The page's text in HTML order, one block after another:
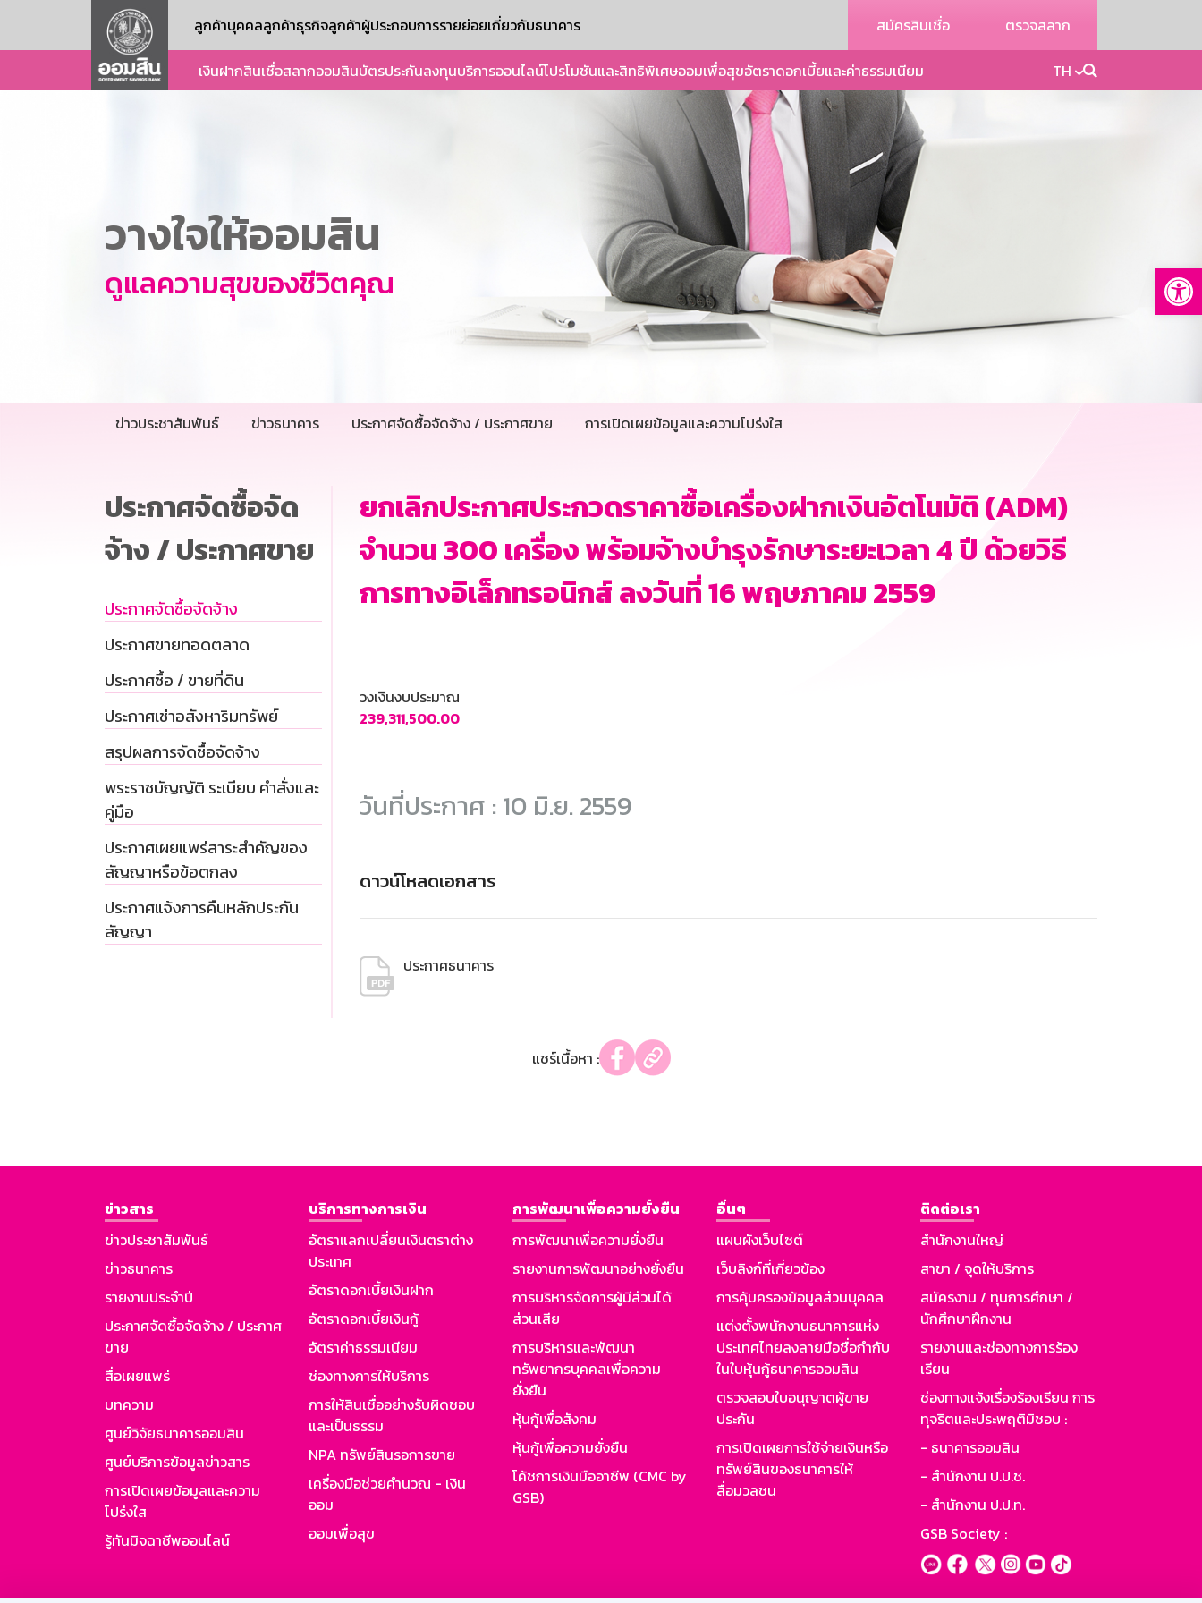
ลูกค้าบุคคลลูกค้าธุรกิจลูกค้าผู้ประกอบการรายย่อยเกี่ยวกับธนาคาร สมัครสินเชื่อ ตรวจสลาก
เงินฝากสินเชื่อสลากออมสินบัตรประกันลงทุนบริการออนไลน์โปรโมชันและสิทธิพิเศษออมเพื่อสุขอัตราดอกเบี้ยและค่าธรรมเนียม TH
วางใจให้ออมสิน
ดูแลความสุขของชีวิตคุณ
ข่าวประชาสัมพันธ์ ข่าวธนาคาร ประกาศจัดซื้อจัดจ้าง / ประกาศขาย การเปิดเผยข้อมูลและความโปร่งใส
ประกาศจัดซื้อจัด
จ้าง / ประกาศขาย
ประกาศจัดซื้อจัดจ้าง
ประกาศขายทอดตลาด
ประกาศซื้อ / ขายที่ดิน
ประกาศเช่าอสังหาริมทรัพย์
สรุปผลการจัดซื้อจัดจ้าง
พระราชบัญญัติ ระเบียบ คำสั่งและ
คู่มือ
ประกาศเผยแพร่สาระสำคัญของ
สัญญาหรือข้อตกลง
ประกาศแจ้งการคืนหลักประกัน
สัญญา
ยกเลิกประกาศประกวดราคาซื้อเครื่องฝากเงินอัตโนมัติ (ADM)
จำนวน 300 เครื่อง พร้อมจ้างบำรุงรักษาระยะเวลา 4 ปี ด้วยวิธี
การทางอิเล็กทรอนิกส์ ลงวันที่ 16 พฤษภาคม 2559
วงเงินงบประมาณ
239,311,500.00
วันที่ประกาศ : 10 มิ.ย. 2559
ดาวน์โหลดเอกสาร
ประกาศธนาคาร
แชร์เนื้อหา :
ข่าวสาร
ข่าวประชาสัมพันธ์
ข่าวธนาคาร
รายงานประจำปี
ประกาศจัดซื้อจัดจ้าง / ประกาศ
ขาย
สื่อเผยแพร่
บทความ
ศูนย์วิจัยธนาคารออมสิน
ศูนย์บริการข้อมูลข่าวสาร
การเปิดเผยข้อมูลและความ
โปร่งใส
รู้ทันมิจฉาชีพออนไลน์
บริการทางการเงิน
อัตราแลกเปลี่ยนเงินตราต่าง
ประเทศ
อัตราดอกเบี้ยเงินฝาก
อัตราดอกเบี้ยเงินกู้
อัตราค่าธรรมเนียม
ช่องทางการให้บริการ
การให้สินเชื่ออย่างรับผิดชอบ
และเป็นธรรม
NPA ทรัพย์สินรอการขาย
เครื่องมือช่วยคำนวณ - เงิน
ออม
ออมเพื่อสุข
การพัฒนาเพื่อความยั่งยืน
การพัฒนาเพื่อความยั่งยืน
รายงานการพัฒนาอย่างยั่งยืน
การบริหารจัดการผู้มีส่วนได้
ส่วนเสีย
การบริหารและพัฒนา
ทรัพยากรบุคคลเพื่อความ
ยั่งยืน
หุ้นกู้เพื่อสังคม
หุ้นกู้เพื่อความยั่งยืน
โค้ชการเงินมืออาชีพ (CMC by
GSB)
อื่นๆ
แผนผังเว็บไซต์
เว็บลิงก์ที่เกี่ยวข้อง
การคุ้มครองข้อมูลส่วนบุคคล
แต่งตั้งพนักงานธนาคารแห่ง
ประเทศไทยลงลายมือชื่อกำกับ
ในใบหุ้นกู้ธนาคารออมสิน
ตรวจสอบใบอนุญาตผู้ขาย
ประกัน
การเปิดเผยการใช้จ่ายเงินหรือ
ทรัพย์สินของธนาคารให้
สื่อมวลชน
ติดต่อเรา
สำนักงานใหญ่
สาขา / จุดให้บริการ
สมัครงาน / ทุนการศึกษา /
นักศึกษาฝึกงาน
รายงานและช่องทางการร้อง
เรียน
ช่องทางแจ้งเรื่องร้องเรียน การ
ทุจริตและประพฤติมิชอบ :
- ธนาคารออมสิน
- สำนักงาน ป.ป.ช.
- สำนักงาน ป.ป.ท.
GSB Society :